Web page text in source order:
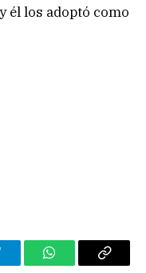
él los adoptó como
WhatsAppCopy